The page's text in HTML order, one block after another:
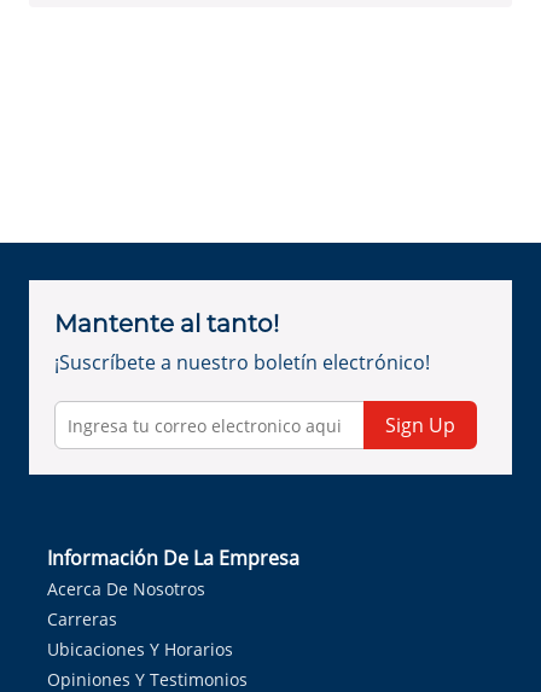
Mantente al tanto!
¡Suscríbete a nuestro boletín electrónico!
Sign Up
Información De La Empresa
Acerca De Nosotros
Carreras
Ubicaciones Y Horarios
Opiniones Y Testimonios